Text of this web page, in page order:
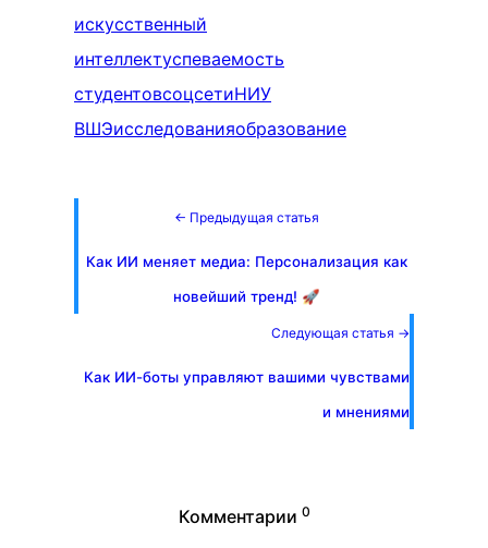
искусственный
интеллектуспеваемость
студентовсоцсетиНИУ
ВШЭисследованияобразование
← Предыдущая статья
Как ИИ меняет медиа: Персонализация как
новейший тренд! 🚀
Следующая статья →
Как ИИ-боты управляют вашими чувствами
и мнениями
Комментарии 0